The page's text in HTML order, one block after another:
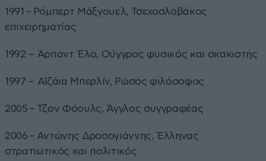
1991 – Ρόμπερτ Μάξγουελ, Τσεχοσλοβάκος
επιχειρηματίας
1992 – Άρπαντ Έλο, Ούγγρος φυσικός και σκακιστής
1997 – Αϊζάια Μπερλίν, Ρώσος φιλόσοφος
2005 – Τζον Φόουλς, Άγγλος συγγραφέας
2006 – Αντώνης Δροσογιάννης, Έλληνας
στρατιωτικός και πολιτικός